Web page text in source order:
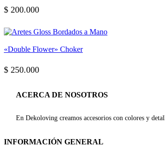
$ 200.000
«Double Flower» Choker
$ 250.000
ACERCA DE NOSOTROS
En Dekoloving creamos accesorios con colores y
INFORMACIÓN GENERAL